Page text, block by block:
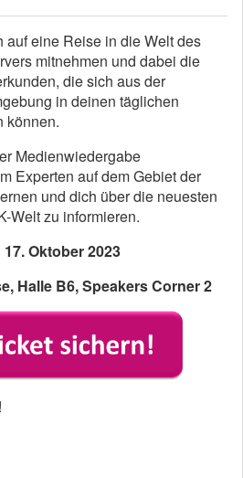
auf eine Reise in die Welt des
mitnehmen und dabei die
die sich aus der
in deinen täglichen
können.
Medienwiedergabe
Experten auf dem Gebiet der
und dich über die neuesten
Welt zu informieren.
Oktober 2023
Halle B6, Speakers Corner 2